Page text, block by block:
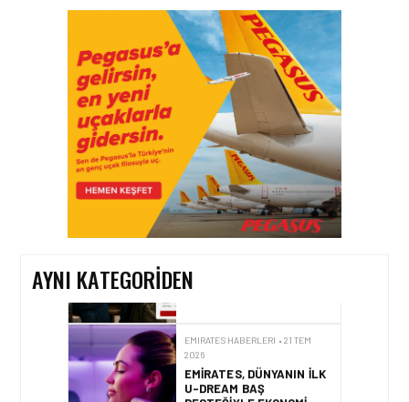
AYNI KATEGORIDEN
EMIRATES HABERLERI • 31 TEM
2026
EMIRATES TÜRKIYE’DEKI
39. YILINI KUTLUYOR!
EMIRATES HABERLERI • 29 TEM
EMIRATES SKYWARDS
ÜYELERI ARTIK
AVRUPA’DA 12 BINDEN
FAZLA TREN
KULLANARAK SEYAHAT
EDEBILECEK
EMIRATES, DÜNYANIN ILK
U-DREAM BAŞ
SINIFI YOLCULUKLARINI
YENIDEN TANIMLIYOR